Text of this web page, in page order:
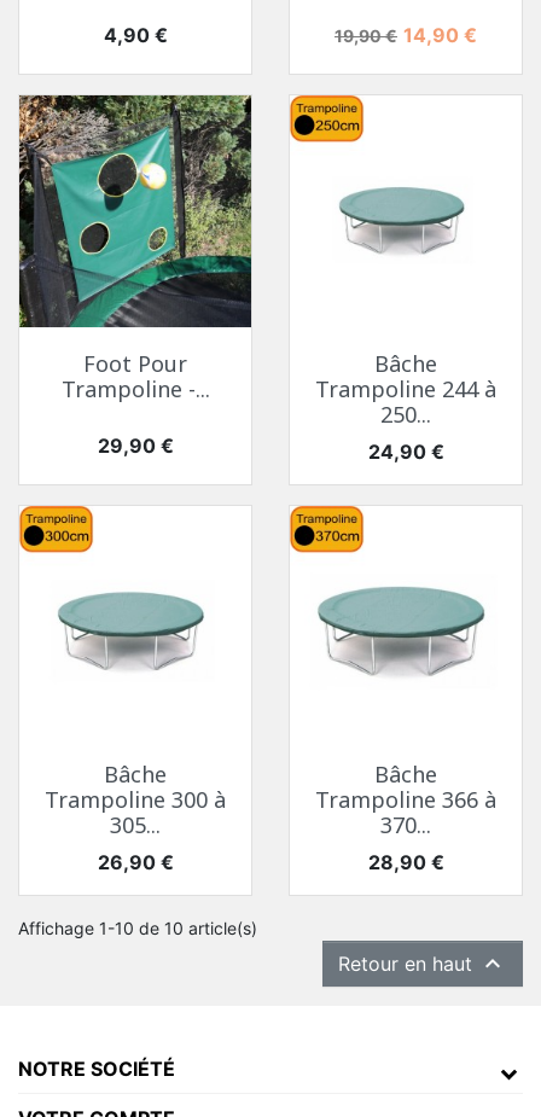
Prix
4,90 € Prix de base
19,90 € Prix
14,90 €
Foot Pour
Trampoline -...
Prix
29,90 €
Bâche
Trampoline 244 à
250...
Prix
24,90 €
Bâche
Trampoline 300 à
305...
Prix
26,90 €
Bâche
Trampoline 366 à
370...
Prix
28,90 €
Affichage 1-10 de 10 article(s)
Retour en haut 
NOTRE SOCIÉTÉ